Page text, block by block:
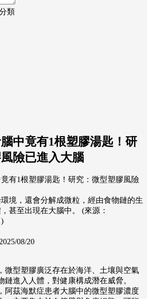
類
中竟有1根塑膠湯匙！研
險已進入大腦
境，還會分解成微粒，經由食物鏈的生
甚至出現在大腦中。 (來源：
08/20
微型塑膠廣泛存在於海洋、土壤與空氣
鏈進入人體，對健康構成潛在威脅。
阿茲海默症患者大腦中的微型塑膠濃度